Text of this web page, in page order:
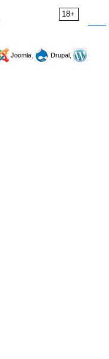
18+
Joomla,
Drupal,